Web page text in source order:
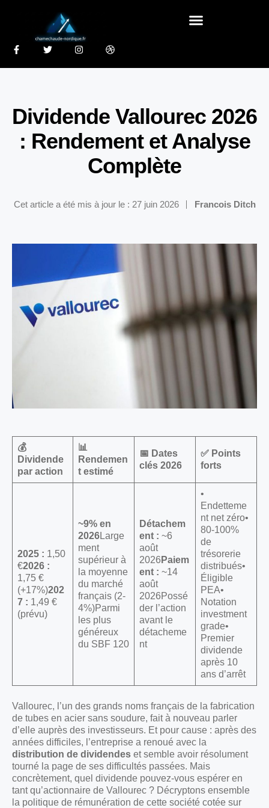
Dividende Vallourec 2026
: Rendement et Analyse
Complète
Cet article a été mis à jour le : 27 juin 2026 Francois Ditch
💰
Dividende
par action
📊
Rendemen
t estimé
📅 Dates
clés 2026
✅ Points
forts
2025 : 1,50
€2026 :
1,75 €
(+17%)202
7 : 1,49 €
(prévu)
~9% en
2026Large
ment
supérieur à
la moyenne
du marché
français (2-
4%)Parmi
les plus
généreux
du SBF 120
Détachem
ent : ~6
août
2026 Paiem
ent : ~14
août
2026Possé
der l’action
avant le
détacheme
nt
•
Endetteme
nt net zéro•
80-100%
de
trésorerie
distribués•
Éligible
PEA•
Notation
investment
grade•
Premier
dividende
après 10
ans d’arrêt
Vallourec, l’un des grands noms français de la fabrication
de tubes en acier sans soudure, fait à nouveau parler
d’elle auprès des investisseurs. Et pour cause : après des
années difficiles, l’entreprise a renoué avec la
distribution de dividendes et semble avoir résolument
tourné la page de ses difficultés passées. Mais
concrètement, quel dividende pouvez-vous espérer en
tant qu’actionnaire de Vallourec ? Décryptons ensemble
la politique de rémunération de cette société cotée sur